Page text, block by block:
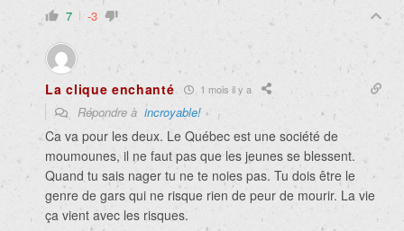
7 -3
La clique enchanté 1 mois il y a
Répondre à incroyable!
Ca va pour les deux. Le Québec est une société de
moumounes, il ne faut pas que les jeunes se blessent.
Quand tu sais nager tu ne te noies pas. Tu dois être le
genre de gars qui ne risque rien de peur de mourir. La vie
ça vient avec les risques.